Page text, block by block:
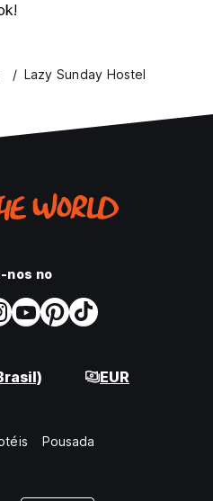
Lazy Sunday Hostel
nos no
EUR
Pousada